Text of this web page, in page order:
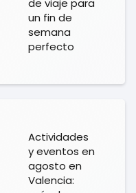
de viaje para
un fin de
semana
perfecto
Actividades
y eventos en
agosto en
Valencia: